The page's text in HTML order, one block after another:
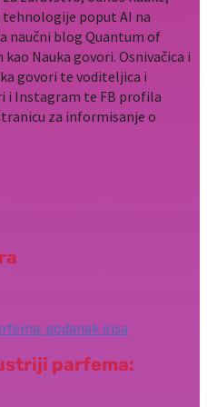
poput AI na
naučni blog Quantum of
Nauka govori. Osnivačica i
govori te voditeljica i
i Instagram te FB profila
za informisanje o
parfema: